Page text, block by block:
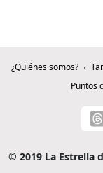
¿Quiénes somos?
Puntos
© 2019 La Estrella